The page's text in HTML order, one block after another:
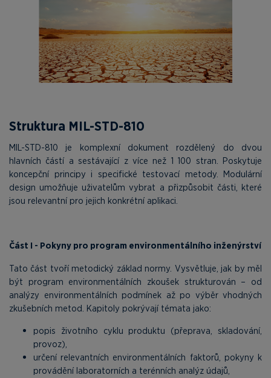
Struktura MIL-STD-810
MIL-STD-810 je komplexní dokument rozdělený do dvou
hlavních částí a sestávající z více než 1 100 stran. Poskytuje
koncepční principy i specifické testovací metody. Modulární
design umožňuje uživatelům vybrat a přizpůsobit části, které
jsou relevantní pro jejich konkrétní aplikaci.
Část I - Pokyny pro program environmentálního inženýrství
Tato část tvoří metodický základ normy. Vysvětluje, jak by měl
být program environmentálních zkoušek strukturován – od
analýzy environmentálních podmínek až po výběr vhodných
zkušebních metod. Kapitoly pokrývají témata jako:
popis životního cyklu produktu (přeprava, skladování,
provoz),
určení relevantních environmentálních faktorů, pokyny k
provádění laboratorních a terénních analýz údajů,